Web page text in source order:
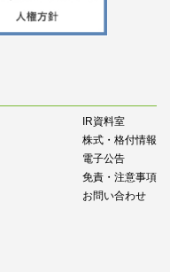
IR資料室
株式・格付情報
電子公告
免責・注意事項
お問い合わせ